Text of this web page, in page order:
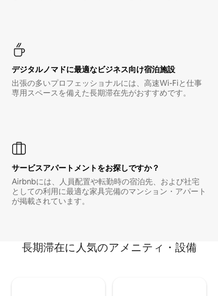
デジタルノマド⁠に最⁠適⁠なビ⁠ジ⁠ネ⁠ス⁠向⁠け宿⁠泊⁠施⁠設
出張の多いプロフェッショナルには、高速Wi-Fiと仕事
専用スペースを備えた長期滞在先がおすすめです。
サービスアパートメントをお探しですか？
Airbnbには、人員配置や転勤時の宿泊先、および社宅
としての利用に最適な家具完備のマンション・アパート
が掲載されています。
長期滞在に人気のアメニティ・設備